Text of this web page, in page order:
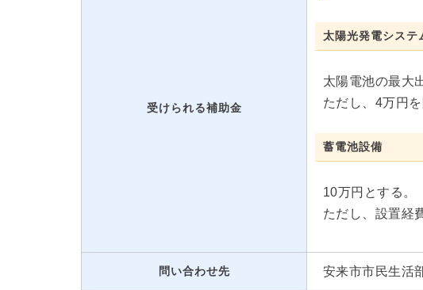
受けられる補助金
太陽光発電システ
太陽電池の最大
ただし、4万円を
蓄電池設備
10万円とする。
ただし、設置経
問い合わせ先 安来市市民生活